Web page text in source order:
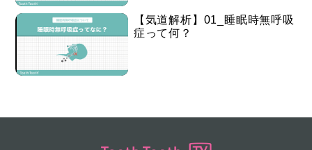
【気道解析】01_睡眠時無呼吸
症って何？